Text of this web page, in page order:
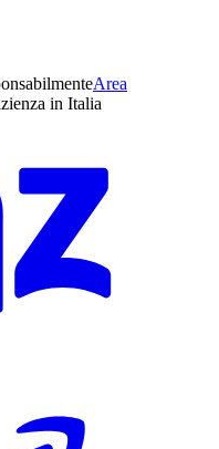
Area
in Italia